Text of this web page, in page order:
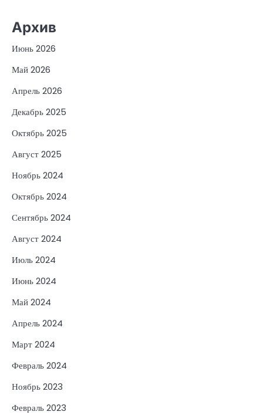
Архив
Июнь 2026
Май 2026
Апрель 2026
Декабрь 2025
Октябрь 2025
Август 2025
Ноябрь 2024
Октябрь 2024
Сентябрь 2024
Август 2024
Июль 2024
Июнь 2024
Май 2024
Апрель 2024
Март 2024
Февраль 2024
Ноябрь 2023
Февраль 2023